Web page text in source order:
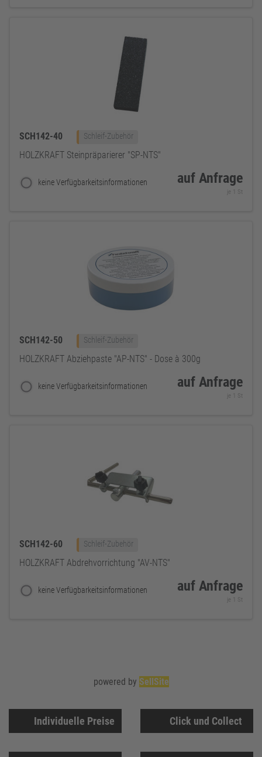
SCH142-40 Schleif-Zubehör
HOLZKRAFT Steinpräparierer "SP-NTS"
keine Verfügbarkeitsinformationen auf Anfrage
je 1 St
SCH142-50 Schleif-Zubehör
HOLZKRAFT Abziehpaste "AP-NTS" - Dose à 300g
keine Verfügbarkeitsinformationen auf Anfrage
je 1 St
SCH142-60 Schleif-Zubehör
HOLZKRAFT Abdrehvorrichtung "AV-NTS"
keine Verfügbarkeitsinformationen auf Anfrage
je 1 St
Individuelle Preise Click und Collect
powered by SellSite